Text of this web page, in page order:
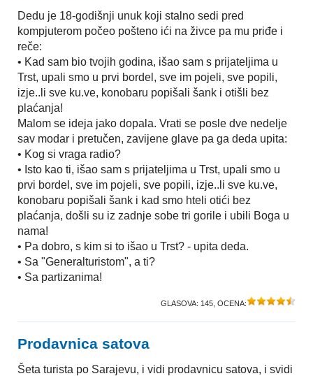
Dedu je 18-godišnji unuk koji stalno sedi pred
kompjuterom počeo pošteno ići na živce pa mu priđe i
reče:
• Kad sam bio tvojih godina, išao sam s prijateljima u
Trst, upali smo u prvi bordel, sve im pojeli, sve popili,
izje..li sve ku.ve, konobaru popišali šank i otišli bez
plaćanja!
Malom se ideja jako dopala. Vrati se posle dve nedelje
sav modar i pretučen, zavijene glave pa ga deda upita:
• Kog si vraga radio?
• Isto kao ti, išao sam s prijateljima u Trst, upali smo u
prvi bordel, sve im pojeli, sve popili, izje..li sve ku.ve,
konobaru popišali šank i kad smo hteli otići bez
plaćanja, došli su iz zadnje sobe tri gorile i ubili Boga u
nama!
• Pa dobro, s kim si to išao u Trst? - upita deda.
• Sa "Generalturistom", a ti?
• Sa partizanima!
GLASOVA: 145 , OCENA:
Prodavnica satova
Šeta turista po Sarajevu, i vidi prodavnicu satova, i svidi